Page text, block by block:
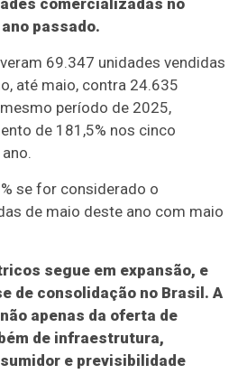
comercializadas no
passado.
69.347 unidades vendidas
até maio, contra 24.635
período de 2025,
de 181,5% nos cinco
se for considerado o
de maio deste ano com maio
segue em expansão, e
de consolidação no Brasil. A
apenas da oferta de
de infraestrutura,
e previsibilidade